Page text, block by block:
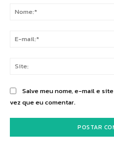
Salve meu nome, e-mail e
vez que eu comentar.